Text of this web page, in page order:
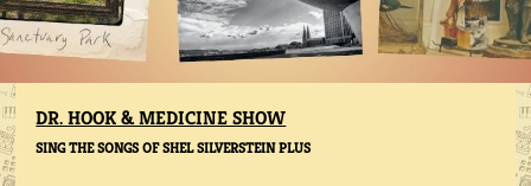
DR. HOOK & MEDICINE SHOW
SING THE SONGS OF SHEL SILVERSTEIN PLUS